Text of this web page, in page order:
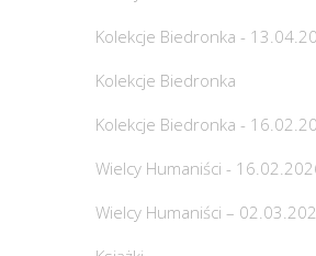
Kolekcje Biedronka -
Kolekcje Biedronka
Kolekcje Biedronka -
Wielcy Humaniści -
Wielcy Humaniści –